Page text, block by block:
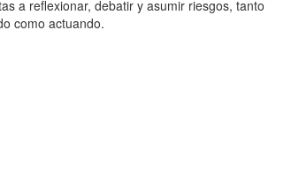
a reflexionar, debatir y asumir riesgos, tanto
como actuando.